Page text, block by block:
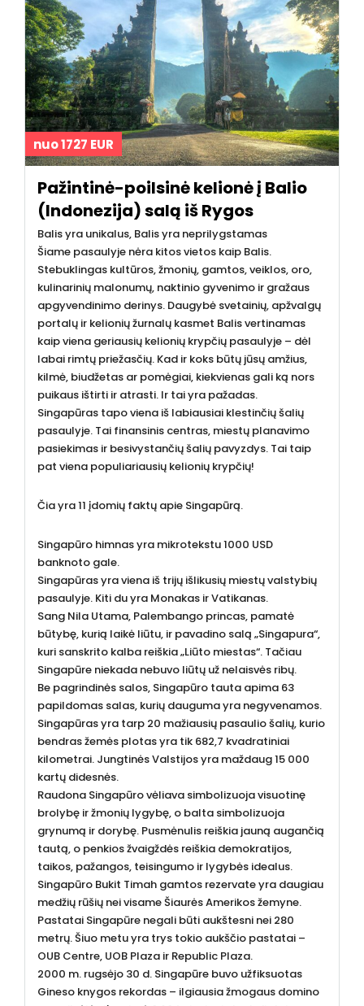
nuo 1727 EUR
Pažintinė-poilsinė kelionė į Balio
(Indonezija) salą iš Rygos
Balis yra unikalus, Balis yra neprilygstamas
Šiame pasaulyje nėra kitos vietos kaip Balis.
Stebuklingas kultūros, žmonių, gamtos, veiklos, oro,
kulinarinių malonumų, naktinio gyvenimo ir gražaus
apgyvendinimo derinys. Daugybė svetainių, apžvalgų
portalų ir kelionių žurnalų kasmet Balis vertinamas
kaip viena geriausių kelionių krypčių pasaulyje – dėl
labai rimtų priežasčių. Kad ir koks būtų jūsų amžius,
kilmė, biudžetas ar pomėgiai, kiekvienas gali ką nors
puikaus ištirti ir atrasti. Ir tai yra pažadas.
Singapūras tapo viena iš labiausiai klestinčių šalių
pasaulyje. Tai finansinis centras, miestų planavimo
pasiekimas ir besivystančių šalių pavyzdys. Tai taip
pat viena populiariausių kelionių krypčių!
Čia yra 11 įdomių faktų apie Singapūrą.
Singapūro himnas yra mikrotekstu 1000 USD
banknoto gale.
Singapūras yra viena iš trijų išlikusių miestų valstybių
pasaulyje. Kiti du yra Monakas ir Vatikanas.
Sang Nila Utama, Palembango princas, pamatė
būtybę, kurią laikė liūtu, ir pavadino salą „Singapura“,
kuri sanskrito kalba reiškia „Liūto miestas“. Tačiau
Singapūre niekada nebuvo liūtų už nelaisvės ribų.
Be pagrindinės salos, Singapūro tauta apima 63
papildomas salas, kurių dauguma yra negyvenamos.
Singapūras yra tarp 20 mažiausių pasaulio šalių, kurio
bendras žemės plotas yra tik 682,7 kvadratiniai
kilometrai. Jungtinės Valstijos yra maždaug 15 000
kartų didesnės.
Raudona Singapūro vėliava simbolizuoja visuotinę
brolybę ir žmonių lygybę, o balta simbolizuoja
grynumą ir dorybę. Pusmėnulis reiškia jauną augančią
tautą, o penkios žvaigždės reiškia demokratijos,
taikos, pažangos, teisingumo ir lygybės idealus.
Singapūro Bukit Timah gamtos rezervate yra daugiau
medžių rūšių nei visame Šiaurės Amerikos žemyne.
Pastatai Singapūre negali būti aukštesni nei 280
metrų. Šiuo metu yra trys tokio aukščio pastatai –
OUB Centre, UOB Plaza ir Republic Plaza.
2000 m. rugsėjo 30 d. Singapūre buvo užfiksuotas
Gineso knygos rekordas – ilgiausia žmogaus domino